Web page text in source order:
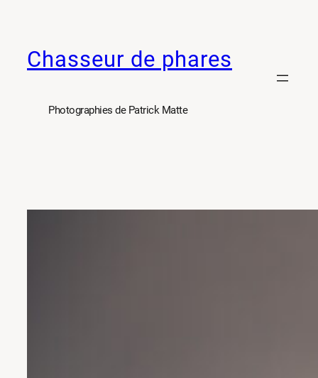
contenu
Chasseur de phares
Photographies de Patrick Matte